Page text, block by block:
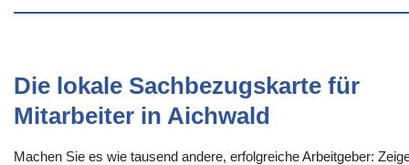
Die lokale Sachbezugskarte für
Mitarbeiter in Aichwald
Machen Sie es wie tausend andere, erfolgreiche Arbeitgeber: